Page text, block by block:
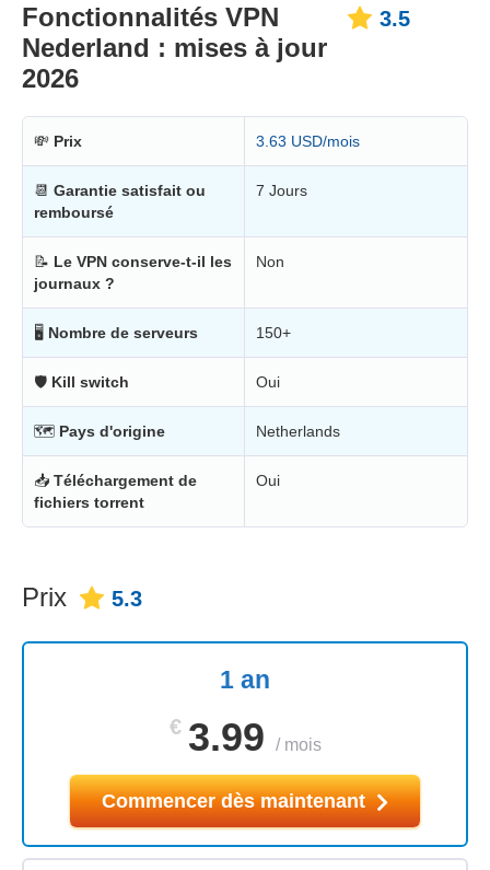
Fonctionnalités VPN
Nederland : mises à jour
2026
3.5
💸 Prix 3.63 USD/mois
📆 Garantie satisfait ou
remboursé
7 Jours
📝 Le VPN conserve-t-il les
journaux ?
Non
🖥 Nombre de serveurs 150+
🛡 Kill switch Oui
🗺 Pays d'origine Netherlands
📥 Téléchargement de
fichiers torrent
Oui
Prix 5.3
1 an
€ 3.99 / mois
Commencer dès maintenant